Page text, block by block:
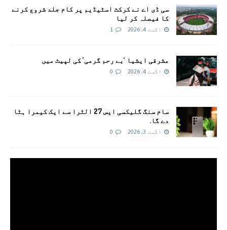
سی ڈی اے نے کرکٹ اسٹیڈیم پر کام جلد شروع کرنے
کا فیصلہ کر لیا
اگست 4, 2026 1
مشرقی ایشیا ‘بے رحم گرمی’ کی لپیٹ میں
اگست 4, 2026 0
سام سنگ گلیکسی ایس 27 الٹرا سے ایک کیمرا ہٹا
دے گا.
اگست 3, 2026 0